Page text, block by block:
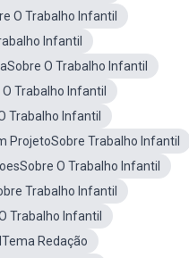
O Trabalho Infantil
Infantil
O Trabalho Infantil
Trabalho Infantil
Trabalho Infantil
ProjetoSobre Trabalho Infantil
O Trabalho Infantil
Trabalho Infantil
Trabalho Infantil
Redação